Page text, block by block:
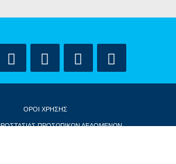
ΟΡΟΙ ΧΡΗΣΗΣ
ΠΡΟΣΩΠΙΚΩΝ ΔΕΔΟΜΕΝΩΝ